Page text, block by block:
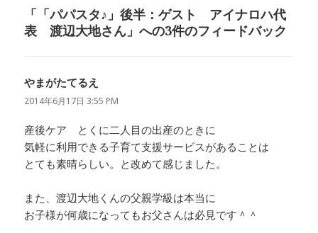
o
o
d
s
n
k
「「パパスタ♪」後半：ゲスト アイナロハ代
表 渡辺大地さん」への3件のフィードバック
やまがたてるえ
り:
2014年6月17日 3:55 PM
産後ケア とくに二人目の出産のときに
気軽に利用できる子育て支援サービスがあることは
とても素晴らしい。と改めて感じました。
また、渡辺大地くんの父親学級は本当に
お子様が何歳になってもお父さんは必見です＾＾